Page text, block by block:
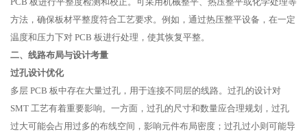
方法，确保板材平整度符合工艺要求。例如，通过热压整平设备，在一定
温度和压力下对 PCB 板进行处理，使其恢复平整。
二、线路布局与设计考量
过孔设计优化
多层 PCB 板中存在大量过孔，用于连接不同层的线路。过孔的设计对
SMT 工艺有着重要影响。一方面，过孔的尺寸和数量应合理规划，过孔
过大可能会占用过多的布线空间，影响元件布局密度；过孔过小则可能导